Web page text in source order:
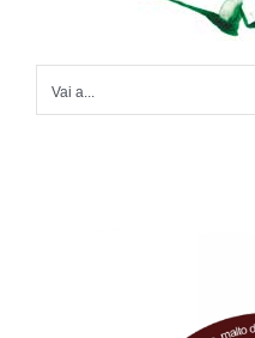
Vai a...